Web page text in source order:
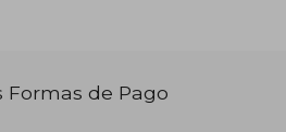
Formas de Pago